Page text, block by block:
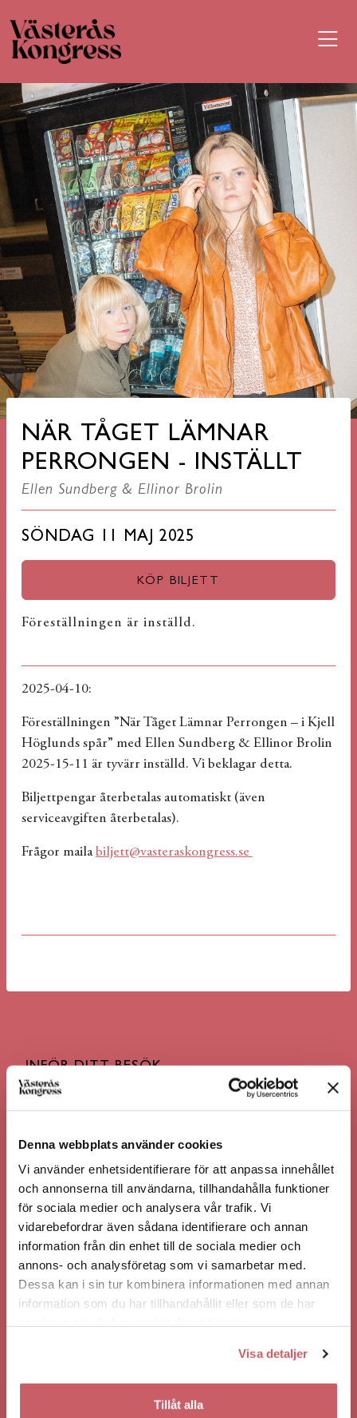
Denna webbplats använder cookies
Vi använder enhetsidentifierare för att anpassa innehållet
och annonserna till användarna, tillhandahålla funktioner
för sociala medier och analysera vår trafik. Vi
vidarebefordrar även sådana identifierare och annan
information från din enhet till de sociala medier och
annons- och analysföretag som vi samarbetar med.
Dessa kan i sin tur kombinera informationen med annan
information som du har tillhandahållit eller som de har
Visa detaljer
Tillåt alla
NÄR TÅGET LÄMNAR
PERRONGEN - INSTÄLLT
Ellen Sundberg & Ellinor Brolin
SÖNDAG 11 MAJ 2025
KÖP BILJETT
Föreställningen är inställd.
2025-04-10:
Föreställningen ”När Tåget Lämnar Perrongen – i Kjell
Höglunds spår” med Ellen Sundberg & Ellinor Brolin
2025-15-11 är tyvärr inställd. Vi beklagar detta.
Biljettpengar återbetalas automatiskt (även
serviceavgiften återbetalas).
Frågor maila biljett@vasteraskongress.se
INFÖR DITT BESÖK
KONSERT ÄTA I VÄSTERÅS
BO I VÄSTERÅS KONTAKTA OSS
HÄNDELSER SOM KANSKE KAN